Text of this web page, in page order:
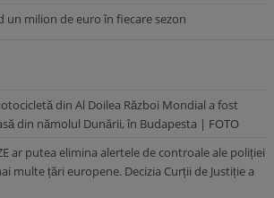
un milion de euro în fiecare sezon
din Al Doilea Război Mondial a fost
din nămolul Dunării, în Budapesta | FOTO
ar putea elimina alertele de controale ale poliției
multe țări europene. Decizia Curții de Justiție a